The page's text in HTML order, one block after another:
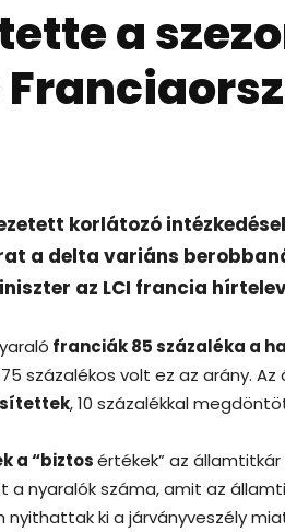
a
korlátozó
a delta variáns
az LCI francia
franciák 85 százaléka a
százalékos volt ez az arány.
, 10 százalékkal
a “biztosértékek” az
a nyaralók száma, amit az
nyithattak ki a járványveszély